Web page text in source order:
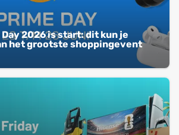
2026 is start: dit kun je
het grootste shoppingevent